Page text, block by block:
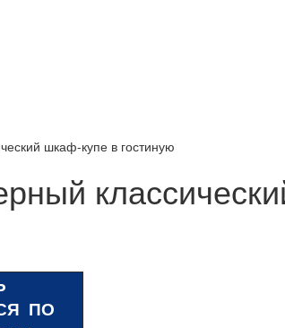
шкаф-купе в гостиную
ПО